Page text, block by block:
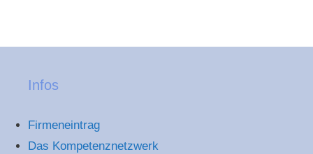
Infos
Firmeneintrag
Das Kompetenznetzwerk